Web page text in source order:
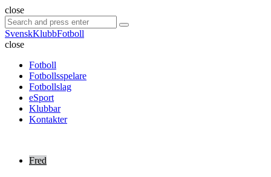
Search
close
Search
for:
Search
SvenskKlubbFotboll
close
Fotboll
Fotbollsspelare
Fotbollslag
eSport
Klubbar
Kontakter
Fred